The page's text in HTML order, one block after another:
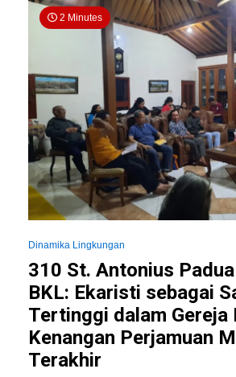
2 Minutes
Dinamika Lingkungan
310 St. Antonius
BKL: Ekaristi sebagai
Tertinggi dalam Gereja
Kenangan Perjamuan
Terakhir